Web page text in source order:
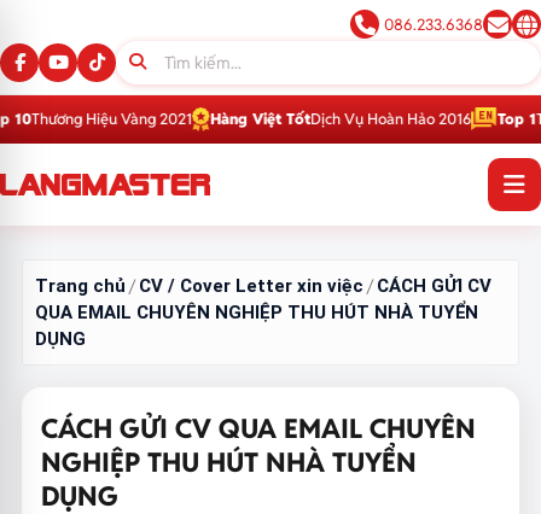
086.233.6368
Vàng 2021 Hàng Việt TốtDịch Vụ Hoàn Hảo 2016 Top 1Thương Hiệu
Trang chủ /CV / Cover Letter xin việc /CÁCH GỬI CV
QUA EMAIL CHUYÊN NGHIỆP THU HÚT NHÀ TUYỂN
DỤNG
CÁCH GỬI CV QUA EMAIL CHUYÊN
NGHIỆP THU HÚT NHÀ TUYỂN
DỤNG